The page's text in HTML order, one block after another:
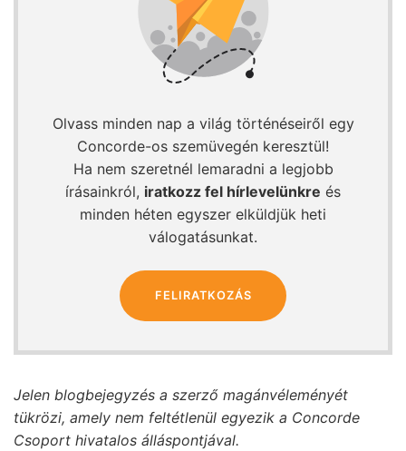
Olvass minden nap a világ történéseiről egy
Concorde-os szemüvegén keresztül!
Ha nem szeretnél lemaradni a legjobb
írásainkról, iratkozz fel hírlevelünkre és
minden héten egyszer elküldjük heti
válogatásunkat.
FELIRATKOZÁS
Jelen blogbejegyzés a szerző magánvéleményét
tükrözi, amely nem feltétlenül egyezik a Concorde
Csoport hivatalos álláspontjával.